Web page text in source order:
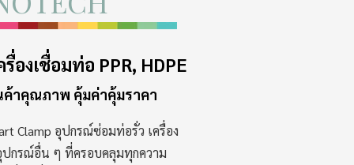
องเชื่อมท่อ PPR, HDPE
าคุณภาพ คุ้มค่าคุ้มราคา
Clamp อุปกรณ์ซ่อมท่อรั่ว เครื่อง
ปกรณ์อื่น ๆ ที่ครอบคลุมทุกความ